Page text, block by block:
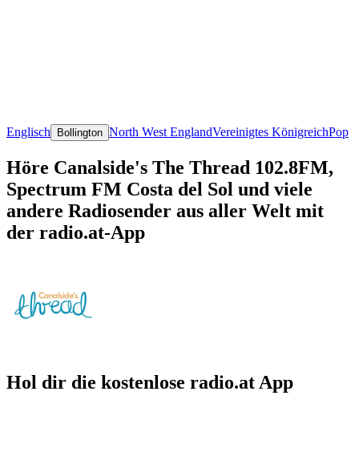
Englisch Bollington North West EnglandVereinigtes KönigreichPop
Höre Canalside's The Thread 102.8FM,
Spectrum FM Costa del Sol und viele
andere Radiosender aus aller Welt mit
der radio.at-App
Hol dir die kostenlose radio.at App